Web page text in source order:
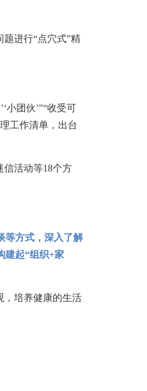
进行“点穴式”精
团伙’”“收受可
工作清单，出台
活动等18个方
等方式，深入了解
建起“组织+家
培养健康的生活